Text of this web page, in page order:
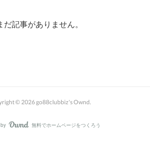
だ記事がありません。
©2026go88clubbiz's Ownd.
AmebaOwnd
無料でホームページをつくろう